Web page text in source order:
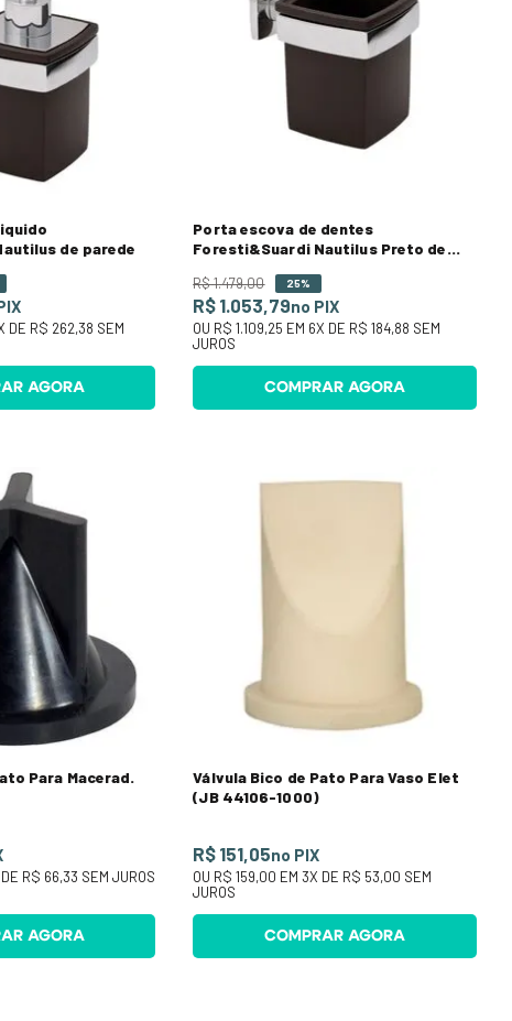
de parede
DE R$ 262,38 SEM
AGORA
Porta escova de dentes
Foresti&Suardi Nautilus Preto de
R$1.479,00 25%
R$ 1.053,79no PIX
OU R$ 1.109,25 EM 6X DE R$ 184,88 SEM
JUROS
COMPRAR AGORA
Para Macerad.
R$ 66,33 SEM JUROS
AGORA
Válvula Bico de Pato Para Vaso Elet
(JB 44106-1000)
R$ 151,05no PIX
OU R$ 159,00 EM3X DE R$ 53,00 SEM
JUROS
COMPRAR AGORA